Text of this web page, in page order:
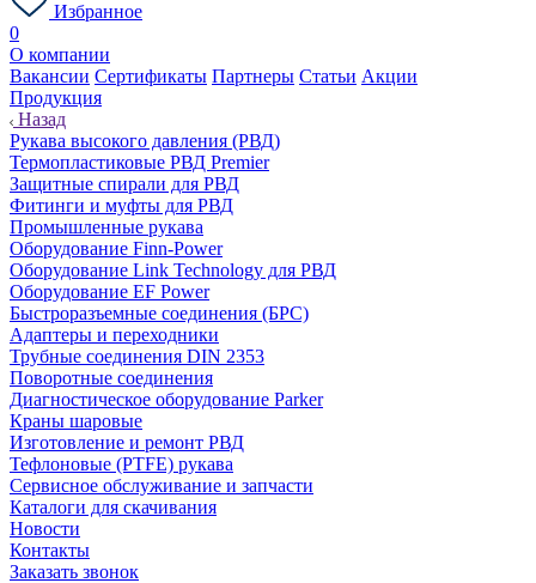
Избранное
0
О компании
Вакансии Сертификаты Партнеры Статьи Акции
Продукция
Назад
Рукава высокого давления (РВД)
Термопластиковые РВД Premier
Защитные спирали для РВД
Фитинги и муфты для РВД
Промышленные рукава
Оборудование Finn-Power
Оборудование Link Technology для РВД
Оборудование EF Power
Быстроразъемные соединения (БРС)
Адаптеры и переходники
Трубные соединения DIN 2353
Поворотные соединения
Диагностическое оборудование Parker
Краны шаровые
Изготовление и ремонт РВД
Тефлоновые (PTFE) рукава
Сервисное обслуживание и запчасти
Каталоги для скачивания
Новости
Контакты
Заказать звонок